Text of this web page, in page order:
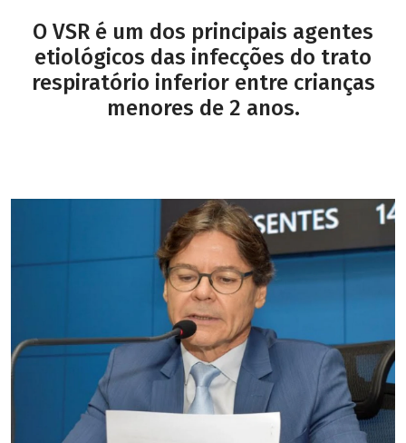
O VSR é um dos principais agentes
etiológicos das infecções do trato
respiratório inferior entre crianças
menores de 2 anos.